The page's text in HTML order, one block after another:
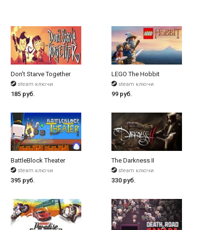
Don't Starve Together
steam ключи
185 руб.
LEGO The Hobbit
steam ключи
99 руб.
BattleBlock Theater
steam ключи
395 руб.
The Darkness II
steam ключи
330 руб.